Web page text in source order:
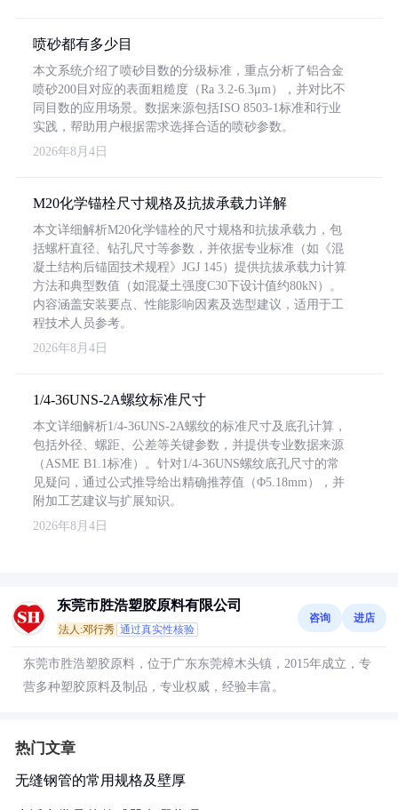
喷砂都有多少目
本文系统介绍了喷砂目数的分级标准，重点分析了铝合金
喷砂200目对应的表面粗糙度（Ra 3.2-6.3μm），并对比不
同目数的应用场景。数据来源包括ISO 8503-1标准和行业
实践，帮助用户根据需求选择合适的喷砂参数。
2026年8月4日
M20化学锚栓尺寸规格及抗拔承载力详解
本文详细解析M20化学锚栓的尺寸规格和抗拔承载力，包
括螺杆直径、钻孔尺寸等参数，并依据专业标准（如《混
凝土结构后锚固技术规程》JGJ 145）提供抗拔承载力计算
方法和典型数值（如混凝土强度C30下设计值约80kN）。
内容涵盖安装要点、性能影响因素及选型建议，适用于工
程技术人员参考。
2026年8月4日
1/4-36UNS-2A螺纹标准尺寸
本文详细解析1/4-36UNS-2A螺纹的标准尺寸及底孔计算，
包括外径、螺距、公差等关键参数，并提供专业数据来源
（ASME B1.1标准）。针对1/4-36UNS螺纹底孔尺寸的常
见疑问，通过公式推导给出精确推荐值（Φ5.18mm），并
附加工艺建议与扩展知识。
2026年8月4日
东莞市胜浩塑胶原料有限公司
法人:邓行秀 通过真实性核验
咨询 进店
东莞市胜浩塑胶原料，位于广东东莞樟木头镇，2015年成立，专
营多种塑胶原料及制品，专业权威，经验丰富。
热门文章
无缝钢管的常用规格及壁厚